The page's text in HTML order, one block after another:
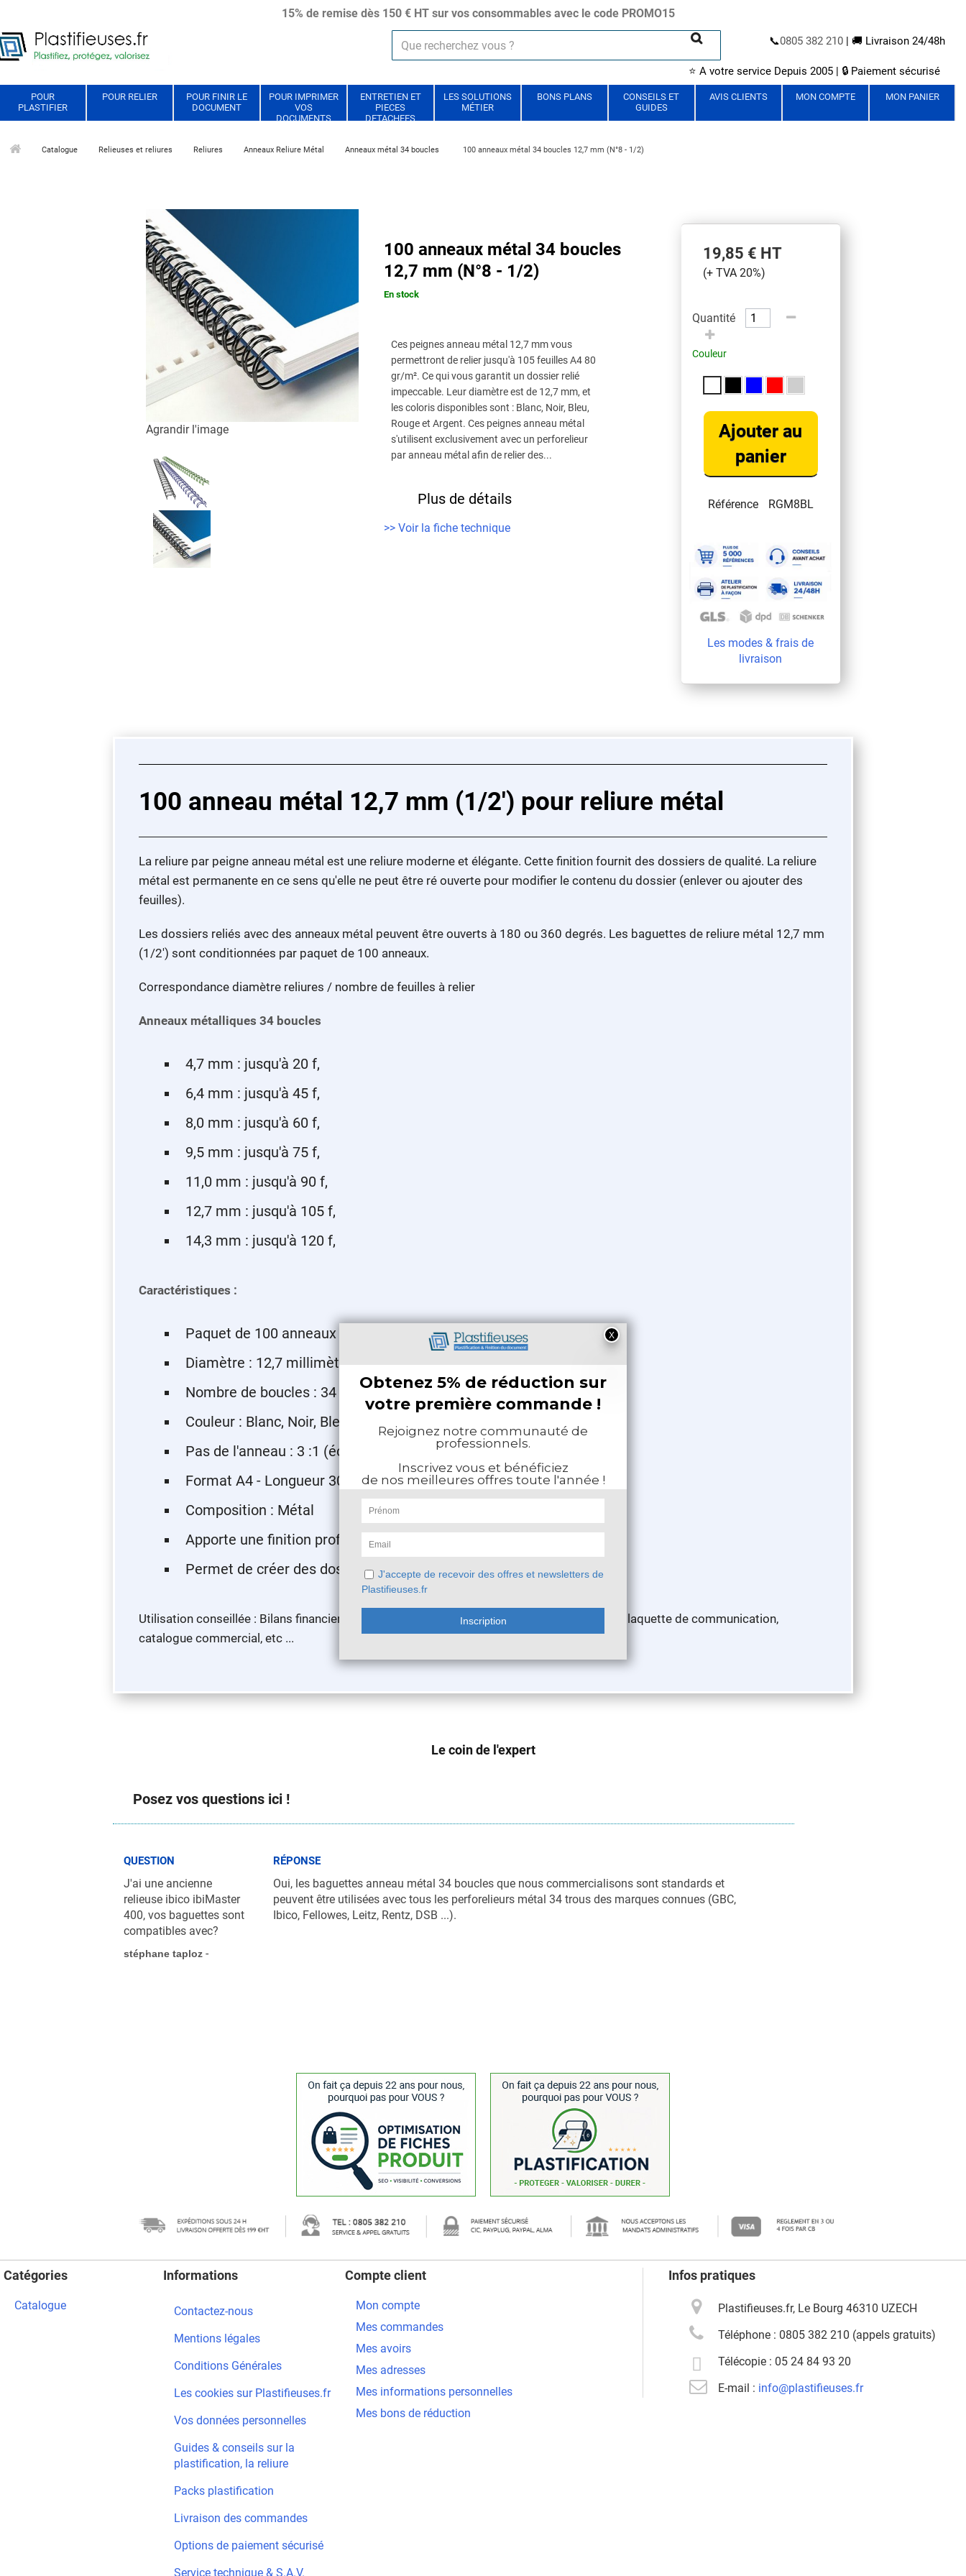
15% de remise dès 150 € HT sur vos consommables avec le code PROMO15
📞0805 382 210 | 🚚 Livraison 24/48h
⭐ A votre service Depuis 2005 | 🔒 Paiement sécurisé
POUR
PLASTIFIER
POUR RELIER
POUR FINIR LE
DOCUMENT
POUR IMPRIMER
VOS
DOCUMENTS
ENTRETIEN ET
PIECES
DETACHEES
LES SOLUTIONS
MÉTIER
BONS PLANS
CONSEILS ET
GUIDES
AVIS CLIENTS MON COMPTE MON PANIER
Catalogue Relieuses et reliures Reliures Anneaux Reliure Métal Anneaux métal 34 boucles 100 anneaux métal 34 boucles 12,7 mm (N°8 - 1/2)
Agrandir l'image
100 anneaux métal 34 boucles
12,7 mm (N°8 - 1/2)
En stock
Ces peignes anneau métal 12,7 mm vous
permettront de relier jusqu'à 105 feuilles A4 80
gr/m². Ce qui vous garantit un dossier relié
impeccable. Leur diamètre est de 12,7 mm, et
les coloris disponibles sont : Blanc, Noir, Bleu,
Rouge et Argent. Ces peignes anneau métal
s'utilisent exclusivement avec un perforelieur
par anneau métal afin de relier des...
Plus de détails
>> Voir la fiche technique
19,85 € HT
(+ TVA 20%)
Quantité
Couleur
Ajouter au
panier
Référence RGM8BL
Les modes & frais de
livraison
100 anneau métal 12,7 mm (1/2') pour reliure métal
La reliure par peigne anneau métal est une reliure moderne et élégante. Cette finition fournit des dossiers de qualité. La reliure
métal est permanente en ce sens qu'elle ne peut être ré ouverte pour modifier le contenu du dossier (enlever ou ajouter des
feuilles).
Les dossiers reliés avec des anneaux métal peuvent être ouverts à 180 ou 360 degrés. Les baguettes de reliure métal 12,7 mm
(1/2') sont conditionnées par paquet de 100 anneaux.
Correspondance diamètre reliures / nombre de feuilles à relier
Anneaux métalliques 34 boucles
4,7 mm : jusqu'à 20 f,
6,4 mm : jusqu'à 45 f,
8,0 mm : jusqu'à 60 f,
9,5 mm : jusqu'à 75 f,
11,0 mm : jusqu'à 90 f,
12,7 mm : jusqu'à 105 f,
14,3 mm : jusqu'à 120 f,
Caractéristiques :
Paquet de 100 anneaux
Diamètre : 12,7 millimètres (mm)
Nombre de boucles : 34 (reliure 21 poinçons)
Couleur : Blanc, Noir, Bleu, Rouge, Argent,
Pas de l'anneau : 3 :1 (écartement : 8,47 mm)
Format A4 - Longueur 30 cm
Composition : Métal
Apporte une finition professionnelle à vos dossiers
Permet de créer des dossiers A4 jusqu'à 105 feuilles 80 gr/m²
Utilisation conseillée : Bilans financiers et comptables, documents et contrats juridiques, plaquette de communication,
catalogue commercial, etc ...
Le coin de l'expert
Posez vos questions ici !
QUESTION
J'ai une ancienne
relieuse ibico ibiMaster
400, vos baguettes sont
compatibles avec?
stéphane taploz-
RÉPONSE
Oui, les baguettes anneau métal 34 boucles que nous commercialisons sont standards et
peuvent être utilisées avec tous les perforelieurs métal 34 trous des marques connues (GBC,
Ibico, Fellowes, Leitz, Rentz, DSB ...).
Catégories
Catalogue
Informations
Contactez-nous
Mentions légales
Conditions Générales
Les cookies sur Plastifieuses.fr
Vos données personnelles
Guides & conseils sur la
plastification, la reliure
Packs plastification
Livraison des commandes
Options de paiement sécurisé
Service technique & S.A.V.
Compte client
Mon compte
Mes commandes
Mes avoirs
Mes adresses
Mes informations personnelles
Mes bons de réduction
Infos pratiques
Plastifieuses.fr, Le Bourg 46310 UZECH
Téléphone : 0805 382 210 (appels gratuits)
Télécopie : 05 24 84 93 20
E-mail : info@plastifieuses.fr